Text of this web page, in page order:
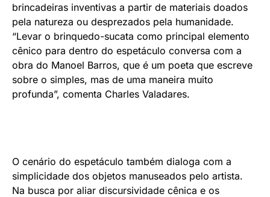
brincadeiras inventivas a partir de materiais doados
pela natureza ou desprezados pela humanidade.
“Levar o brinquedo-sucata como principal elemento
cênico para dentro do espetáculo conversa com a
obra do Manoel Barros, que é um poeta que escreve
sobre o simples, mas de uma maneira muito
profunda”, comenta Charles Valadares.
O cenário do espetáculo também dialoga com a
simplicidade dos objetos manuseados pelo artista.
Na busca por aliar discursividade cênica e os